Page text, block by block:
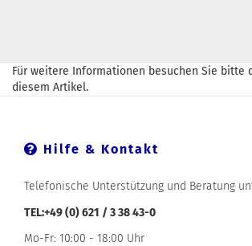
Für weitere Informationen besuchen Sie bitte
diesem Artikel.
Hilfe & Kontakt
Telefonische Unterstützung und Beratung
TEL:+49 (0) 621 / 3 38 43-0
Mo-Fr: 10:00 - 18:00 Uhr